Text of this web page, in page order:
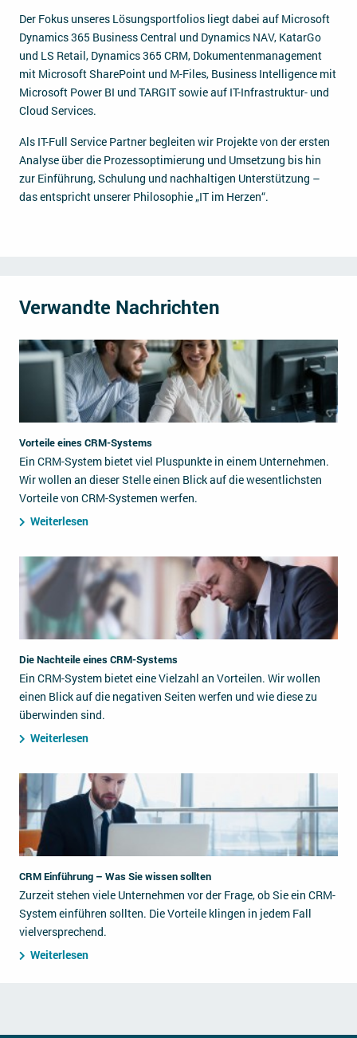
Der Fokus unseres Lösungsportfolios liegt dabei auf Microsoft
Dynamics 365 Business Central und Dynamics NAV, KatarGo
und LS Retail, Dynamics 365 CRM, Dokumentenmanagement
mit Microsoft SharePoint und M-Files, Business Intelligence mit
Microsoft Power BI und TARGIT sowie auf IT-Infrastruktur- und
Cloud Services.
Als IT-Full Service Partner begleiten wir Projekte von der ersten
Analyse über die Prozessoptimierung und Umsetzung bis hin
zur Einführung, Schulung und nachhaltigen Unterstützung –
das entspricht unserer Philosophie „IT im Herzen“.
Verwandte Nachrichten
Vorteile eines CRM-Systems
Ein CRM-System bietet viel Pluspunkte in einem Unternehmen.
Wir wollen an dieser Stelle einen Blick auf die wesentlichsten
Vorteile von CRM-Systemen werfen.
Weiterlesen
Die Nachteile eines CRM-Systems
Ein CRM-System bietet eine Vielzahl an Vorteilen. Wir wollen
einen Blick auf die negativen Seiten werfen und wie diese zu
überwinden sind.
Weiterlesen
CRM Einführung – Was Sie wissen sollten
Zurzeit stehen viele Unternehmen vor der Frage, ob Sie ein CRM-
System einführen sollten. Die Vorteile klingen in jedem Fall
vielversprechend.
Weiterlesen